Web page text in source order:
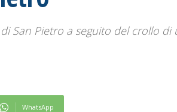
San Pietro a seguito del crollo di
WhatsApp